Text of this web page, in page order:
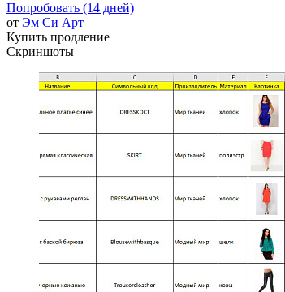
Попробовать (14 дней)
от Эм Си Арт
Купить продление
Скриншоты